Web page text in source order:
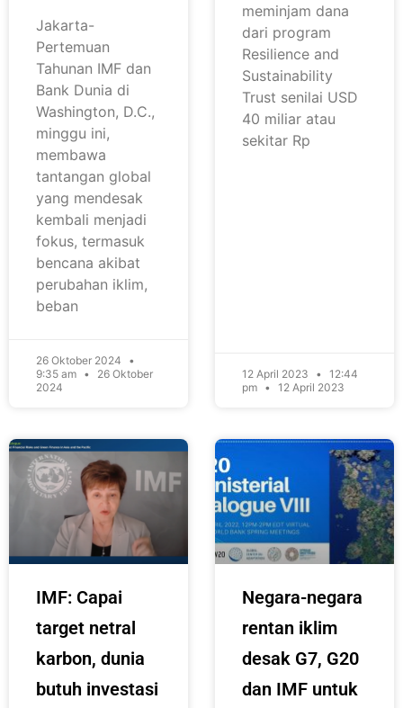
Jakarta-
Pertemuan
Tahunan IMF dan
Bank Dunia di
Washington, D.C.,
minggu ini,
membawa
tantangan global
yang mendesak
kembali menjadi
fokus, termasuk
bencana akibat
perubahan iklim,
beban
26 Oktober 2024
9:35 am
26 Oktober
2024
meminjam dana
dari program
Resilience and
Sustainability
Trust senilai USD
40 miliar atau
sekitar Rp
12 April 2023
12:44
pm
12 April 2023
IMF: Capai
target netral
karbon, dunia
butuh investasi
Negara-negara
rentan iklim
desak G7, G20
dan IMF untuk